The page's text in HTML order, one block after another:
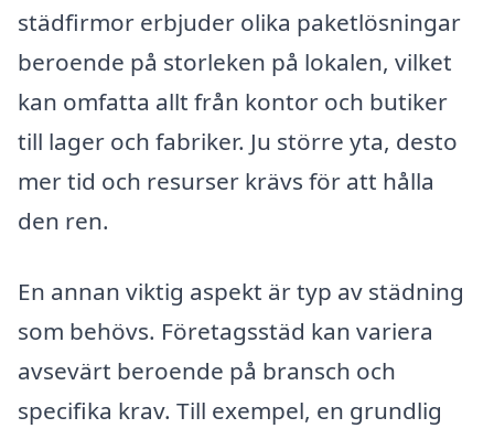
städfirmor erbjuder olika paketlösningar
beroende på storleken på lokalen, vilket
kan omfatta allt från kontor och butiker
till lager och fabriker. Ju större yta, desto
mer tid och resurser krävs för att hålla
den ren.
En annan viktig aspekt är typ av städning
som behövs. Företagsstäd kan variera
avsevärt beroende på bransch och
specifika krav. Till exempel, en grundlig